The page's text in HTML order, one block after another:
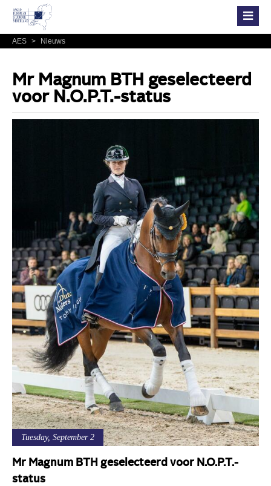
AES > Nieuws
Mr Magnum BTH geselecteerd
voor N.O.P.T.-status
Tuesday, September 2
Mr Magnum BTH geselecteerd voor N.O.P.T.-
status